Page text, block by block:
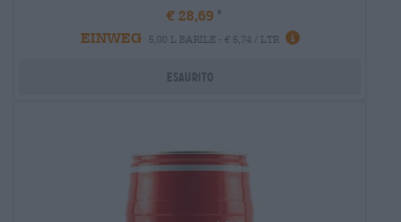
€ 28,69
EINWEG
5,00 L BARILE - € 5,74 / LTR
Esaurito